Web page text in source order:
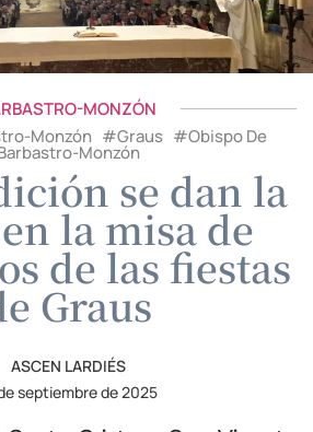
MONZÓN
Monzón #Graus#Obispo De
Monzón
se dan la
la misa de
de las fiestas
Graus
ASCEN LARDIÉS
septiembre de 2025